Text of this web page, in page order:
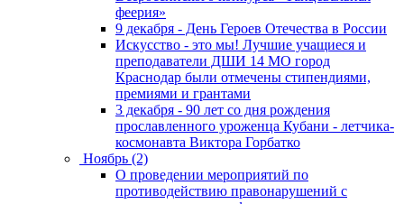
феерия»
9 декабря - День Героев Отечества в России
Искусство - это мы! Лучшие учащиеся и
преподаватели ДШИ 14 МО город
Краснодар были отмечены стипендиями,
премиями и грантами
3 декабря - 90 лет со дня рождения
прославленного уроженца Кубани - летчика-
космонавта Виктора Горбатко
Ноябрь (2)
О проведении мероприятий по
противодействию правонарушений с